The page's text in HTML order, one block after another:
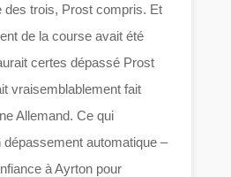
des trois, Prost compris. Et
de la course avait été
certes dépassé Prost
vraisemblablement fait
Allemand. Ce qui
dépassement automatique –
à Ayrton pour